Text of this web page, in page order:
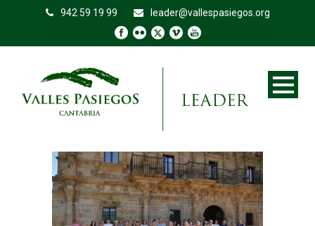
942 59 19 99 leader@vallespasiegos.org